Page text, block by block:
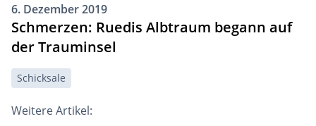
6. Dezember 2019
Schmerzen: Ruedis Albtraum begann auf
der Trauminsel
Schicksale
Weitere Artikel: